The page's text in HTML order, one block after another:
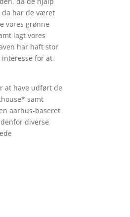
da har de været
vores grønne
lagt vores
har haft stor
for at
at have udført de
samt
aarhus-baseret
diverse